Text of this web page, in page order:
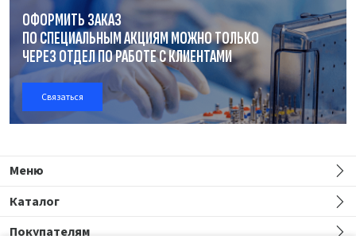
ОФОРМИТЬ ЗАКАЗ
ПО СПЕЦИАЛЬНЫМ АКЦИЯМ МОЖНО ТОЛЬКО
ЧЕРЕЗ ОТДЕЛПО РАБОТЕС КЛИЕНТАМИ
Связаться
Меню
Каталог
Покупателям